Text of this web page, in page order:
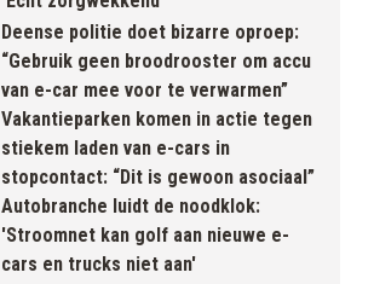
Deense politie doet bizarre oproep:
“Gebruik geen broodrooster om accu
van e-car mee voor te verwarmen”
Vakantieparken komen in actie tegen
stiekem laden van e-cars in
stopcontact: “Dit is gewoon asociaal”
Autobranche luidt de noodklok:
'Stroomnet kan golf aan nieuwe e-
cars en trucks niet aan'